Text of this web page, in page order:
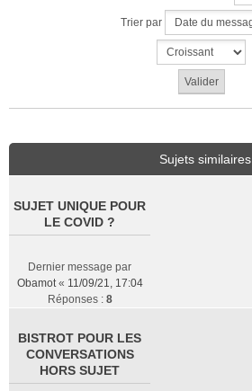
Trier par
Sujets similaires
SUJET UNIQUE POUR
LE COVID ?
Dernier message par
Obamot« 11/09/21, 17:04
Réponses : 8
BISTROT POUR LES
CONVERSATIONS
HORS SUJET